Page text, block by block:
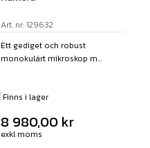
Art. nr: 129632
Ett gediget och robust
monokulärt mikroskop m...
Finns i lager
8 980,00 kr
exkl moms